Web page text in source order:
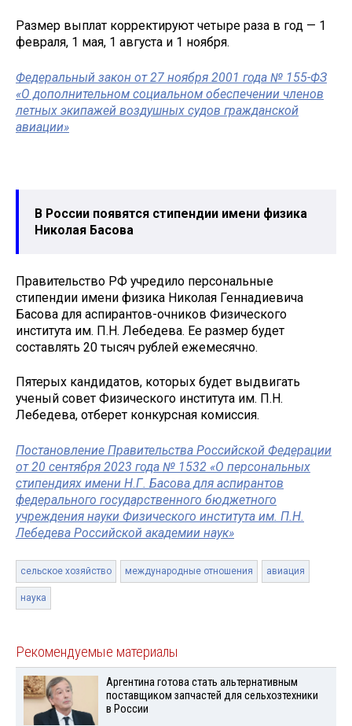
Размер выплат корректируют четыре раза в год — 1
февраля, 1 мая, 1 августа и 1 ноября.
Федеральный закон от 27 ноября 2001 года № 155-ФЗ
«О дополнительном социальном обеспечении членов
летных экипажей воздушных судов гражданской
авиации»
В России появятся стипендии имени физика
Николая Басова
Правительство РФ учредило персональные
стипендии имени физика Николая Геннадиевича
Басова для аспирантов-очников Физического
института им. П.Н. Лебедева. Ее размер будет
составлять 20 тысяч рублей ежемесячно.
Пятерых кандидатов, которых будет выдвигать
ученый совет Физического института им. П.Н.
Лебедева, отберет конкурсная комиссия.
Постановление Правительства Российской Федерации
от 20 сентября 2023 года № 1532 «О персональных
стипендиях имени Н.Г. Басова для аспирантов
федерального государственного бюджетного
учреждения науки Физического института им. П.Н.
Лебедева Российской академии наук»
сельское хозяйство международные отношения авиация
наука
Рекомендуемые материалы
Аргентина готова стать альтернативным
поставщиком запчастей для сельхозтехники
в России